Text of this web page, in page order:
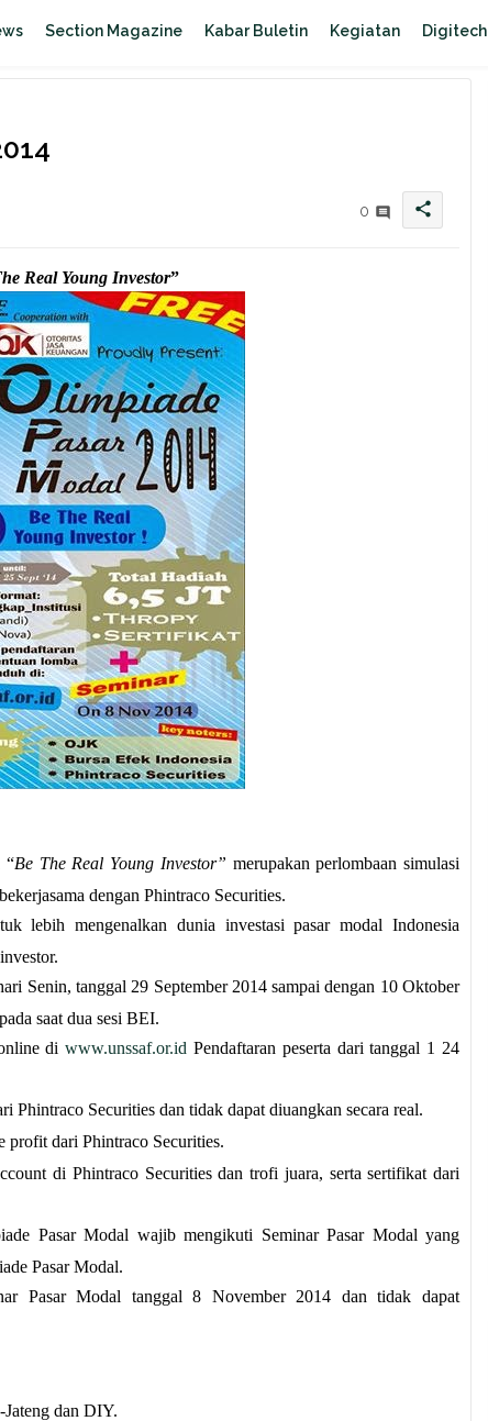
Section Magazine Kabar Buletin Kegiatan Digitech
0 share
Real Young Investor”
“Be The Real Young Investor” merupakan perlombaan simulasi
dengan Phintraco Securities.
lebih mengenalkan dunia investasi pasar modal Indonesia
Senin, tanggal 29 September 2014 sampai dengan 10 Oktober
saat dua sesi BEI.
diwww.unssaf.or.id Pendaftaran peserta dari tanggal 1 24
Phintraco Securities dan tidak dapat diuangkan secara real.
profit dari Phintraco Securities.
di Phintraco Securities dan trofi juara, serta sertifikat dari
Pasar Modal wajib mengikuti Seminar Pasar Modal yang
Pasar Modal.
Pasar Modal tanggal 8 November 2014 dan tidak dapat
Jateng dan DIY.